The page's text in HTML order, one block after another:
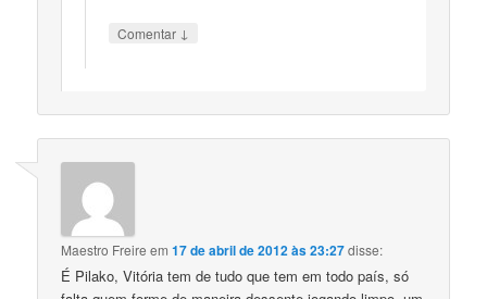
Comentar ↓
Maestro Freire em17 de abril de 2012 às 23:27disse:
É Pilako, Vitória tem de tudo que tem em todo país, só